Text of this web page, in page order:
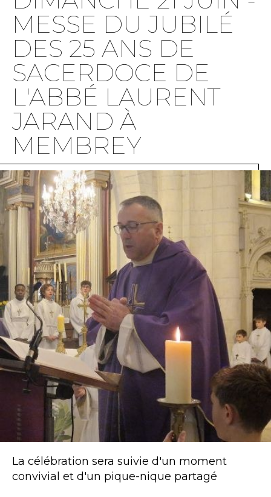
MESSE DU JUBILÉ
DES 25 ANS DE
SACERDOCE DE
L'ABBÉ LAURENT
JARAND À
MEMBREY
La célébration sera suivie d'un moment
convivial et d'un pique-nique partagé